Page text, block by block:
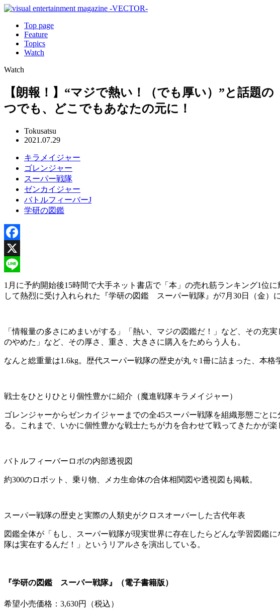
Top page
Feature
Topics
Watch
Watch
【朗報！】“マジで熱い！（でも厚い）”と話題
つでも、どこでもあなたの元に！
Tokusatsu
2021.07.29
キラメイジャー
ゴレンジャー
スーパー戦隊
ゼンカイジャー
バトルフィーバーJ
学研の図鑑
Facebook
X
Line
1月に予約開始後15時間で大手ネット書店で「本」の売れ筋ランキング1位
して熱烈に受け入れられた『学研の図鑑 スーパー戦隊』が7月30日（金）
「情報量の多さにめまいがする」「熱い、マジの図鑑だ！」など、その充
のやめた」など、その厚さ、重さ、大きさに購入をためらう人も。
なんと総重量は1.6kg。歴代スーパー戦隊の歴史が丸々1冊に詰まった、本格
戦士をひとりひとり個性豊かに紹介（魔進戦隊キラメイジャー）
ゴレンジャーからゼンカイジャーまでの全45スーパー戦隊を組織形態ごと
る。これまで、いかに個性豊かな戦士たちが力を合わせて戦ってきたかが楽
バトルフィーバーロボの内部透視図
約300のロボット、乗り物、メカ生命体の合体相関図や透視図も掲載。
スーパー戦隊の歴史と実際の人類史がクロスオーバーした古代年表
図鑑全体が「もし、スーパー戦隊が現実世界に存在したらどんな学習図鑑
隊は実在するんだ！」というリアルさを演出している。
『学研の図鑑 スーパー戦隊』（電子書籍版）
希望小売価格：3,630円（税込）